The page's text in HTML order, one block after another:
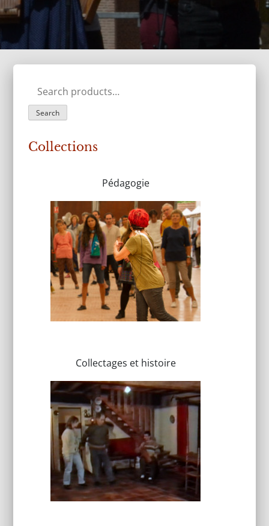
Search
for:
Search
Collections
Pédagogie
Collectages et histoire